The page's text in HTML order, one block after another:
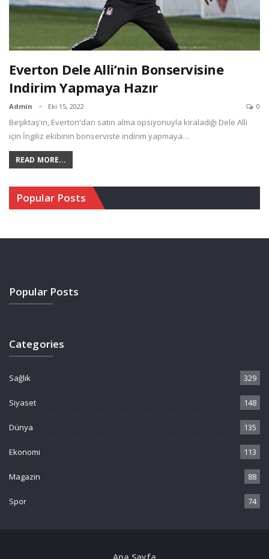
Everton Dele Alli’nin Bonservisine
Indirim Yapmaya Hazır
Admin Eki 15, 2022 0
Beşiktaş'ın, Everton'dan satın alma opsiyonuyla kiraladığı Dele Alli
için İngiliz ekibinin bonserviste indirim yapmaya…
READ MORE...
Popular Posts
Popular Posts
Categories
Sağlık 329
Siyaset 148
Dünya 135
Ekonomi 113
Magazin 88
Spor 74
Ana Sayfa